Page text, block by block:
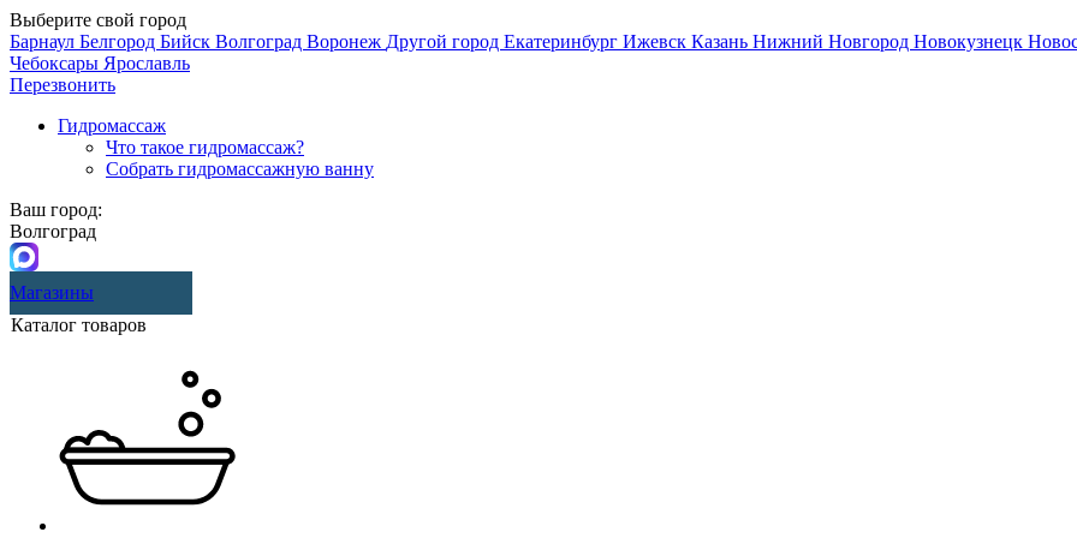
Выберите свой город
Барнаул Белгород Бийск Волгоград Воронеж Другой город Екатеринбург Ижевск Казань Нижний Новгород Новокузнецк
Чебоксары Ярославль
Перезвонить
Гидромассаж
Что такое гидромассаж?
Собрать гидромассажную ванну
Ваш город:
Волгоград
Магазины
Каталог товаров